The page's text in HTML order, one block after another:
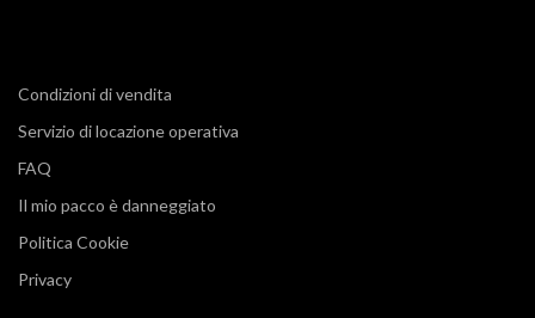
Condizioni di vendita
Servizio di locazione operativa
FAQ
Il mio pacco è danneggiato
Politica Cookie
Privacy